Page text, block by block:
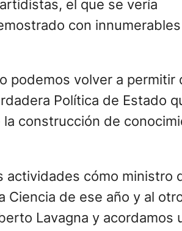
el que se vería
con
podemos volver a permitir
Política de Estado
construcción de
actividades cómo ministro
Ciencia de ese año y al
Lavagna y acordamos